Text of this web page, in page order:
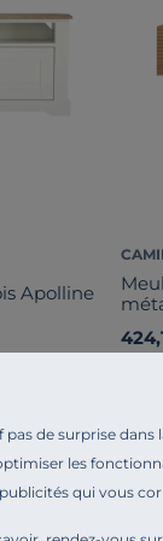
pas de surprise
les
qui vous
Apolline